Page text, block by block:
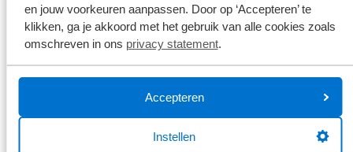
en jouw voorkeuren aanpassen. Door op ‘Accepteren’ te
klikken, ga je akkoord met het gebruik van alle cookies zoals
omschreven in ons privacy statement.
Accepteren
Instellen
Mijn gegevens worden niet aan derden ter beschikking gesteld.
Meer weten?
Bekijk ons privacy statement